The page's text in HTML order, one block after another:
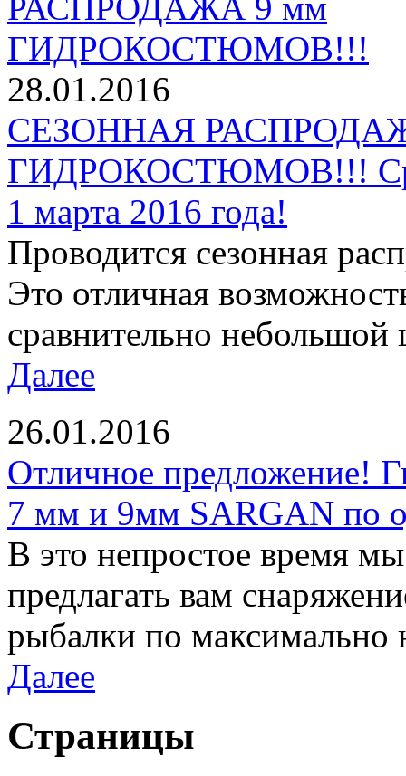
28.01.2016
СЕЗОННАЯ
ГИДРОКОСТЮМОВ!!!
1 марта 2016 года!
Проводится сезонная
Это отличная
сравнительно
Далее
26.01.2016
Отличное предложение!
7 мм и 9мм SARGAN по
В это непростое время
предлагать вам
рыбалки по максимально
Далее
Страницы